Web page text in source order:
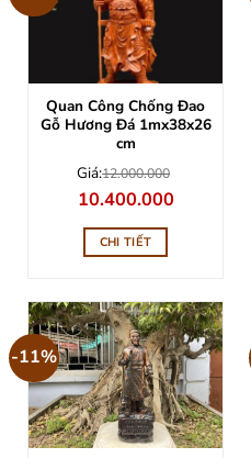
Quan Công Chống Đao
Gỗ Hương Đá 1mx38x26
cm
Giá:12.000.000
Giá
gốc
là:
12.000.000.
10.400.000Giá
hiện
CHI TIẾT
-11%